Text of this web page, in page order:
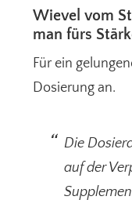
Wievel vom
man fürs
Für ein
Dosierung an.
Die
auf der